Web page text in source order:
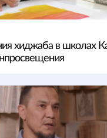
хиджаба в школах